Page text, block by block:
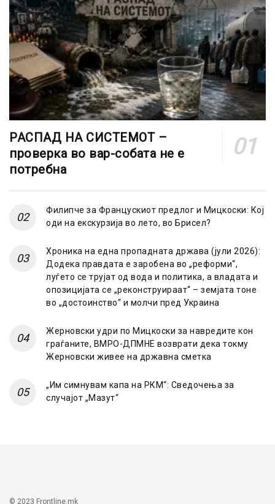
РАСПАД НА СИСТЕМОТ –
проверка во вар-собата не е
потребна
Филипче за Францускиот предлог и Мицкоски: Кој
оди на екскурзија во лето, во Брисел?
Хроника на една пропадната држава (јули 2026):
Додека правдата е заробена во „реформи“,
луѓето се трујат од вода и политика, а владата и
опозицијата се „реконструираат“ – земјата тоне
во „достоинство“ и молчи пред Украина
Жерновски удри по Мицкоски за навредите кон
граѓаните, ВМРО-ДПМНЕ возврати дека токму
Жерновски живее на државна сметка
„Им симнувам капа на РКМ“: Сведочења за
случајот „Мазут“
© 2023 Frontline.mk